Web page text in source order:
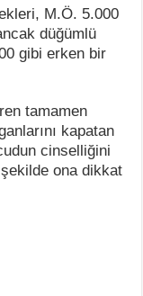
M.Ö. 5.000
düğümlü
gibi erken bir
tamamen
kapatan
cinselliğini
ona dikkat